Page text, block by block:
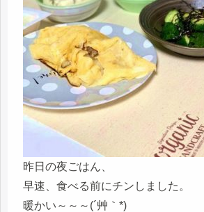
昨日の夜ごはん、
早速、食べる前にチンしました。
暖かい～～～(´艸｀*)